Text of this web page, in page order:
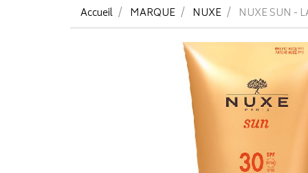
Accueil MARQUE NUXE NUXE SUN -